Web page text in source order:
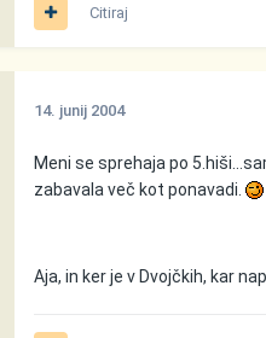
Citiraj
14. junij 2004
Meni se sprehaja po
zabavala več kot ponavadi.
Aja, in ker je v Dvojčkih, kar